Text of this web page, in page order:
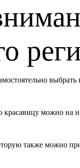
можно на
также можно